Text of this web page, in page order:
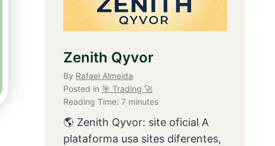
Zenith Qyvor
By Rafael Almeida
Posted in 🎯 Trading 🚀
Reading Time: 7 minutes
🌎 Zenith Qyvor: site oficial A
plataforma usa sites diferentes,